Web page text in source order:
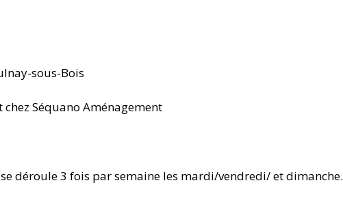
sous-Bois
chez Séquano Aménagement
se déroule 3 fois par semaine les mardi/vendredi/ et dimanche.